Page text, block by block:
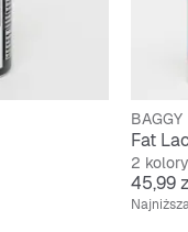
BAGGY
Fat
2 kolory
Cena
45,99